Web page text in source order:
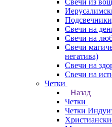
Свечи из
Свечи на
Свечи на
Свечи
негатива)
Свечи на
Свечи на
Четки
Назад
Четки
Четки